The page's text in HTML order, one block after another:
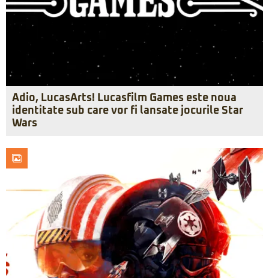
Adio, LucasArts! Lucasfilm Games este noua
identitate sub care vor fi lansate jocurile Star
Wars